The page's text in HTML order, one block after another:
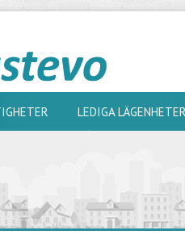
LEDIGA LÄGENHETER